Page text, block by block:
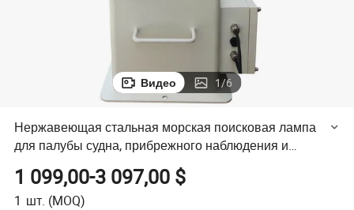
Видео 1/6
Нержавеющая стальная морская поисковая лампа
для палубы судна, прибрежного наблюдения и
портовых операций, 1km-6km расстояние луча,
устойчивый к морской воде
1 099,00-3 097,00 $
1 шт. (MOQ)